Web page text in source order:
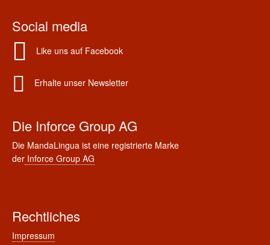
Social media
Like uns auf Facebook
Erhalte unser Newsletter
Die Inforce Group AG
Die MandaLingua ist eine registrierte Marke
der Inforce Group AG
Rechtliches
Impressum